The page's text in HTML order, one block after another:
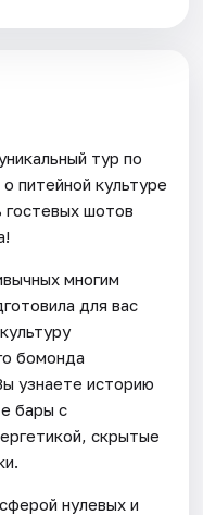
тур по
питейной культуре
гостевых шотов
многим
для вас
бомонда
узнаете историю
бары с
скрытые
нулевых и